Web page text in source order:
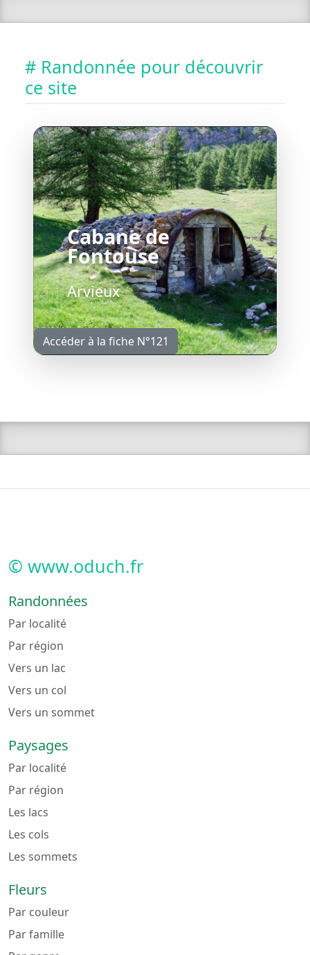
# Randonnée pour découvrir
ce site
Cabane de
Fontouse
Arvieux
Accéder à la fiche N°121
© www.oduch.fr
Randonnées
Par localité
Par région
Vers un lac
Vers un col
Vers un sommet
Paysages
Par localité
Par région
Les lacs
Les cols
Les sommets
Fleurs
Par couleur
Par famille